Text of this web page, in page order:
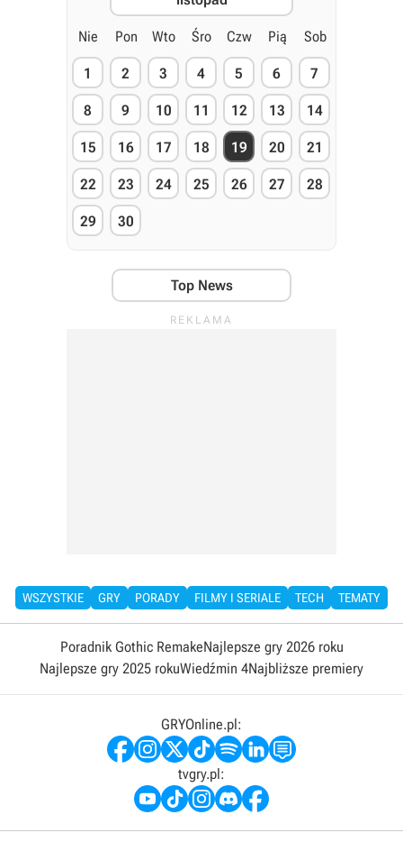
Nie Pon Wto Śro Czw Pią Sob
1 2 3 4 5 6 7
8 9 10 11 12 13 14
15 16 17 18 19 20 21
22 23 24 25 26 27 28
29 30
Top News
WSZYSTKIE GRY PORADY FILMY I SERIALE TECH TEMATY
Poradnik Gothic RemakeNajlepsze gry 2026 roku
Najlepsze gry 2025 rokuWiedźmin 4Najbliższe premiery
GRYOnline.pl:
tvgry.pl: